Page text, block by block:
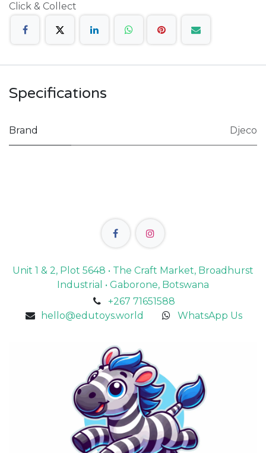
Click & Collect
Specifications
Brand Djeco
Unit 1 & 2, Plot 5648 • The Craft Market, Broadhurst
Industrial • Gaborone, Botswana
+267 71651588
hello@edutoys.world
WhatsApp Us